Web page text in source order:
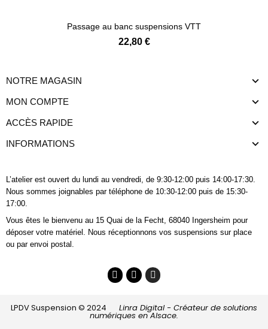
Passage au banc suspensions VTT
22,80 €
NOTRE MAGASIN
MON COMPTE
ACCÈS RAPIDE
INFORMATIONS
L’atelier est ouvert du lundi au vendredi, de 9:30-12:00 puis 14:00-17:30.
Nous sommes joignables par téléphone de 10:30-12:00 puis de 15:30-
17:00.
Vous êtes le bienvenu au 15 Quai de la Fecht, 68040 Ingersheim pour
déposer votre matériel. Nous réceptionnons vos suspensions sur place
ou par envoi postal.
LPDV Suspension © 2024 Linra Digital - Créateur de solutions
numériques en Alsace.